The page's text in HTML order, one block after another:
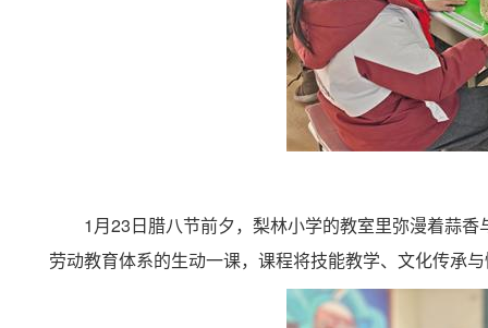
1月23日腊八节前夕，梨林小学的教室里弥漫着蒜香
劳动教育体系的生动一课，课程将技能教学、文化传承